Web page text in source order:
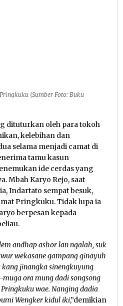
(Sumber Foto: Buku
dituturkan oleh para tokoh
kelebihan dan
selama menjadi camat di
tamu kasun
ide cerdas yang
Mbah Karyo Rejo, saat
Indartato sempat besuk,
Pringkuku. Tidak lupa ia
berpesan kepada
andhap ashor lan ngalah, suk
wekasane gampang ginayuh
jinangka sinengkuyung
ora mung dadi songsong
wae. Nanging dadia
Wengker kidul iki,”demikian